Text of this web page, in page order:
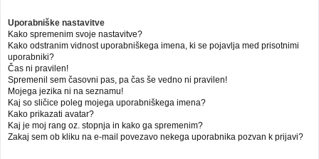
Uporabniške nastavitve
Kako spremenim svoje nastavitve?
Kako odstranim vidnost uporabniškega imena, ki se pojavlja med prisotnimi
uporabniki?
Čas ni pravilen!
Spremenil sem časovni pas, pa čas še vedno ni pravilen!
Mojega jezika ni na seznamu!
Kaj so sličice poleg mojega uporabniškega imena?
Kako prikazati avatar?
Kaj je moj rang oz. stopnja in kako ga spremenim?
Zakaj sem ob kliku na e-mail povezavo nekega uporabnika pozvan k prijavi?